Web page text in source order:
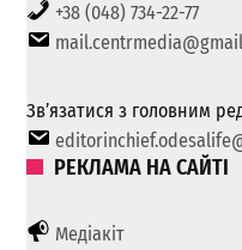
+38 (048) 734-22-77
Зв’язатися з головним
РЕКЛАМА НА САЙТІ
Медіакіт